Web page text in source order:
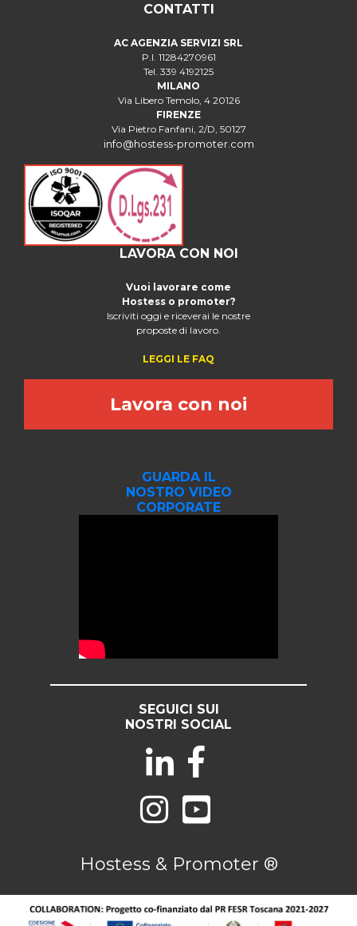
CONTATTI
AC AGENZIA SERVIZI SRL
P.I. 11284270961
Tel. 339 4192125
MILANO
Via Libero Temolo, 4 20126
FIRENZE
Via Pietro Fanfani, 2/D, 50127
info@hostess-promoter.com
LAVORA CON NOI
Vuoi lavorare come
Hostess o promoter?
Iscriviti oggi e riceverai le nostre
proposte di lavoro.
LEGGI LE FAQ
Lavora con noi
GUARDA IL
NOSTRO VIDEO
CORPORATE
SEGUICI SUI
NOSTRI SOCIAL
Hostess & Promoter ®